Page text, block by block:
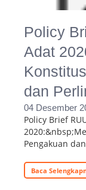
Policy
Adat
dan
04 Desember
Policy Brief
Pengakuan
Baca